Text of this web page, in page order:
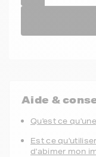
Aide &
Qu'est ce
Est ce
d'abimer mon